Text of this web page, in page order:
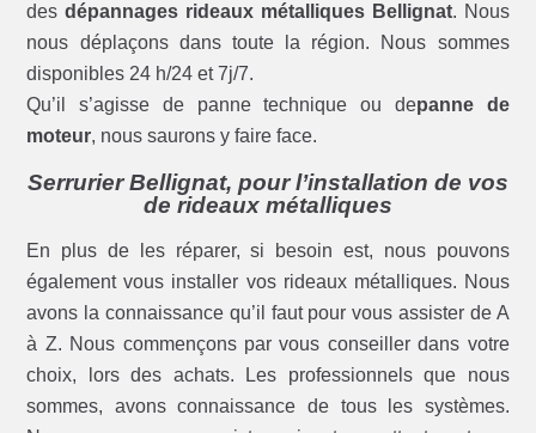
desdépannages rideaux métalliques Bellignat. Nous
nous déplaçons dans toute la région. Nous sommes
disponibles 24 h/24 et 7j/7.
Qu’il s’agisse de panne technique ou depanne de
moteur, nous saurons y faire face.
Serrurier Bellignat, pour l’installation de vos
de rideaux métalliques
En plus de les réparer, si besoin est, nous pouvons
également vous installer vos rideaux métalliques. Nous
avons la connaissance qu’il faut pour vous assister de A
à Z. Nous commençons par vous conseiller dans votre
choix, lors des achats. Les professionnels que nous
sommes, avons connaissance de tous les systèmes.